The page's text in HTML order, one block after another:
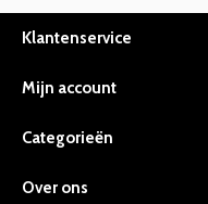
Klantenservice
Mijn account
Categorieën
Over ons